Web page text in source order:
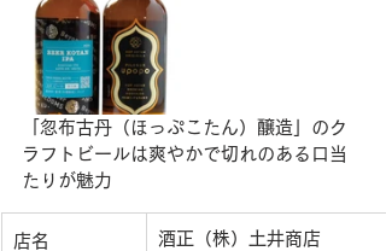
「忽布古丹（ほっぷこたん）醸造」のク
ラフトビールは爽やかで切れのある口当
たりが魅力
店名 酒正（株）土井商店